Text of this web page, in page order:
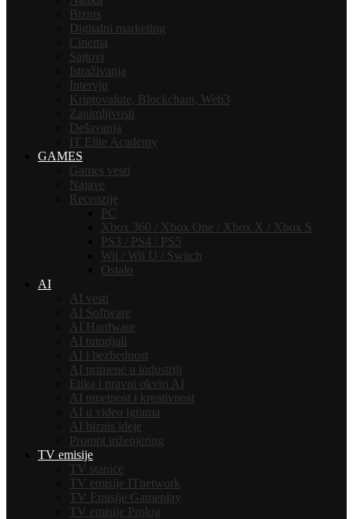
Biznis
Digitalni marketing
Cinema
Sajtovi
Istraživanja
Intervju
Kriptovalute, Blockchain, Web3
Zanimljivosti
Dešavanja
IT Elite Academy
GAMES
Games vesti
Najave
Recenzije
PC
Xbox 360 / Xbox One / Xbox X / Xbox S
PS3 / PS4 / PS5
Wii / Wii U / Switch
Ostalo
AI
AI vesti
AI Software
AI Hardware
AI tutorijali
AI i bezbednost
AI primene u industriji
Etika i pravni okviri AI
AI umetnost i kreativnost
AI u video igrama
AI biznis ideje
Prompt inženjering
TV emisije
TV stanice
TV emisije ITnetwork
TV Emisije Gameplay
TV emisije Prolog